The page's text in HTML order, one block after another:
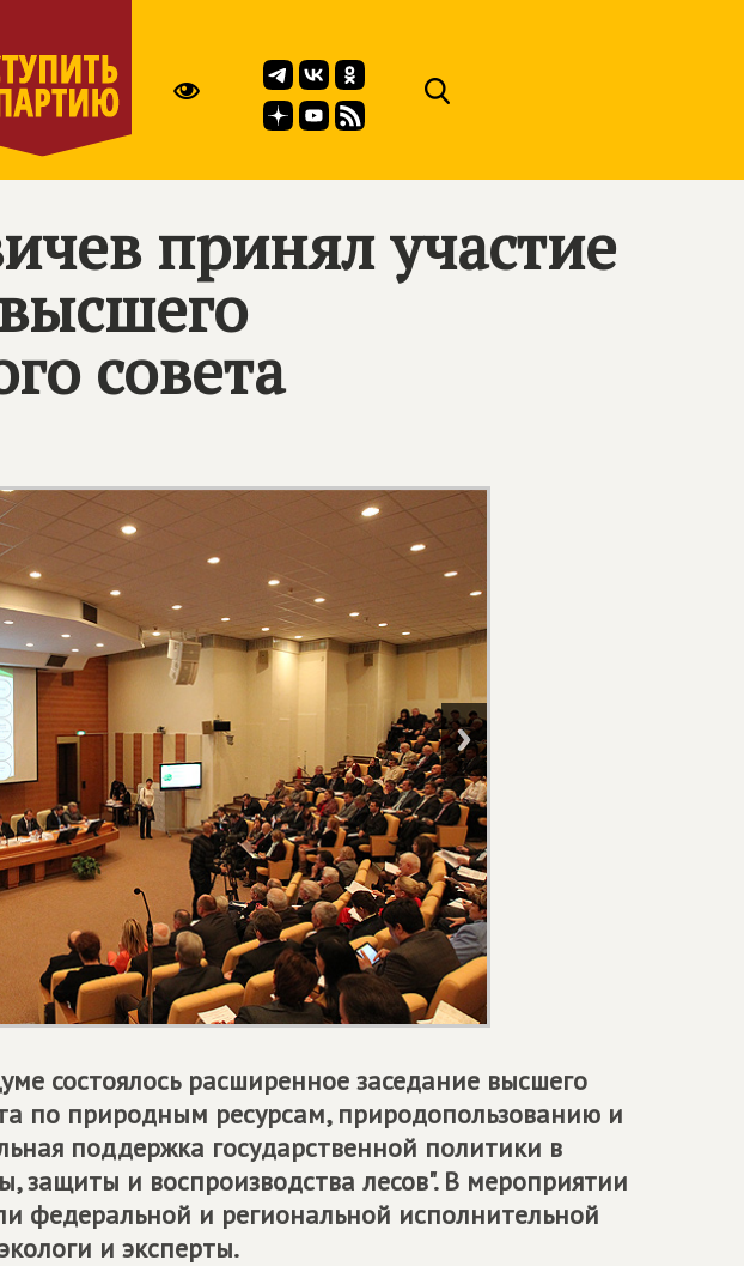
принял участие
совета
состоялось расширенное заседание высшего
по природным ресурсам, природопользованию и
поддержка государственной политики в
защиты и воспроизводства лесов". В мероприятии
федеральной и региональной исполнительной
и эксперты.